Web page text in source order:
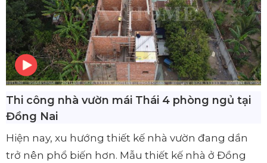
Thi công nhà vườn mái Thái 4 phòng ngủ tại
Đồng Nai
Hiện nay, xu hướng thiết kế nhà vườn đang dần
trở nên phổ biến hơn. Mẫu thiết kế nhà ở Đồng